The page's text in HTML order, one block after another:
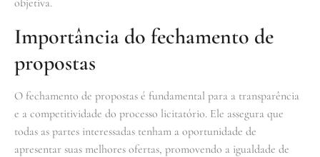
Importância do fechamento de
propostas
O fechamento de propostas é fundamental para a transparência
e a competitividade do processo licitatório. Ele assegura que
todas as partes interessadas tenham a oportunidade de
apresentar suas melhores ofertas, promovendo a igualdade de